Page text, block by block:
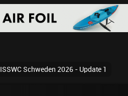
ISSWC Schweden 2026 - Update 1